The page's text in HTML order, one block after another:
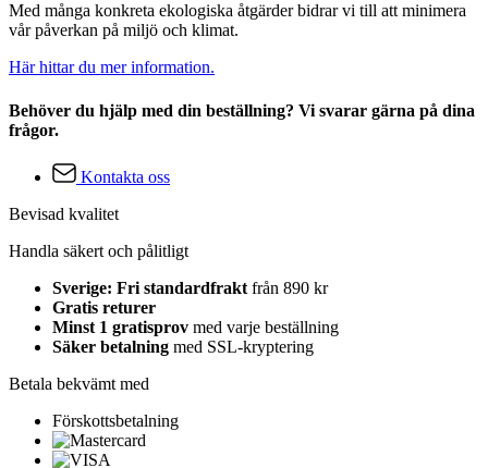
Med många konkreta ekologiska åtgärder bidrar vi till att minimera
vår påverkan på miljö och klimat.
Här hittar du mer information.
Behöver du hjälp med din beställning? Vi svarar gärna på dina
frågor.
Kontakta oss
Bevisad kvalitet
Handla säkert och pålitligt
Sverige: Fri standardfrakt från 890 kr
Gratis returer
Minst 1 gratisprov med varje beställning
Säker betalning med SSL-kryptering
Betala bekvämt med
Förskottsbetalning